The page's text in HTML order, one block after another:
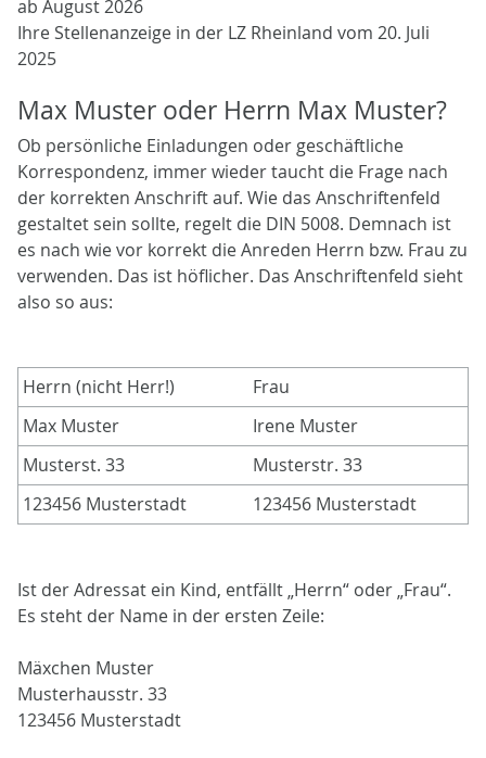
ab August 2026
Ihre Stellenanzeige in der LZ Rheinland vom 20. Juli
2025
Max Muster oder Herrn Max Muster?
Ob persönliche Einladungen oder geschäftliche
Korrespondenz, immer wieder taucht die Frage nach
der korrekten Anschrift auf. Wie das Anschriftenfeld
gestaltet sein sollte, regelt die DIN 5008. Demnach ist
es nach wie vor korrekt die Anreden Herrn bzw. Frau zu
verwenden. Das ist höflicher. Das Anschriftenfeld sieht
also so aus:
Herrn (nicht Herr!)
Frau
Max Muster
Irene Muster
Musterst. 33
Musterstr. 33
123456 Musterstadt
123456 Musterstadt
Ist der Adressat ein Kind, entfällt „Herrn“ oder „Frau“.
Es steht der Name in der ersten Zeile:
Mäxchen Muster
Musterhausstr. 33
123456 Musterstadt